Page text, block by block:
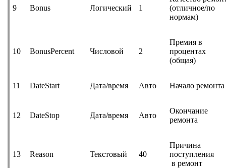
9 Bonus Логический 1
(отличное/по
нормам)
10 BonusPercent Числовой 2
Премия в
процентах
(общая)
11 DateStart Дата/время Авто Начало ремонта
12 DateStop Дата/время Авто
Окончание
ремонта
13 Reason Текстовый 40
Причина
поступления
в ремонт